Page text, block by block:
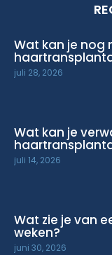
Wat kan je nog
juli 28, 2026
Wat kan je
juli 14, 2026
Wat zie je van
weken?
juni 30, 2026